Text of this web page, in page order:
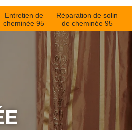
Entretien de
cheminée 95
Réparation de solin
de cheminée 95